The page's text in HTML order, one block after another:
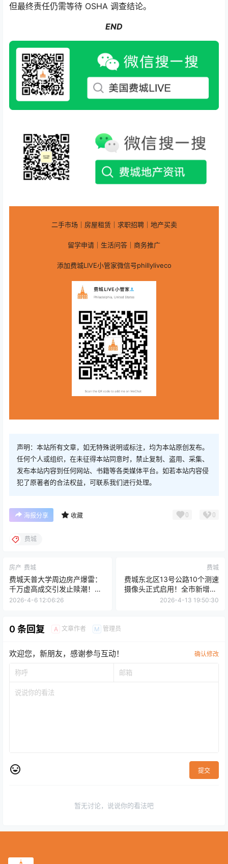
但最终责任仍需等待 OSHA 调查结论。
END
二手市场｜房屋租赁｜求职招聘｜地产买卖
留学申请｜生活问答｜商务推广
添加费城LIVE小管家微信号phillyliveco
声明：本站所有文章，如无特殊说明或标注，均为本站原创发布。
任何个人或组织，在未征得本站同意时，禁止复制、盗用、采集、
发布本站内容到任何网站、书籍等各类媒体平台。如若本站内容侵
犯了原著者的合法权益，可联系我们进行处理。
海报分享 收藏 0 0
费城
房产 费城
费城天普大学周边房产爆雷：
千万虚高成交引发止赎潮！学
生租客可能被赶出门
2026-4-6 12:06:26
费城
费城东北区13号公路10个测速
摄像头正式启用！全市新增80
台测速摄像头全面上线
2026-4-13 19:50:30
0 条回复 A 文章作者 M 管理员
欢迎您，新朋友，感谢参与互动！ 确认修改
提交
暂无讨论，说说你的看法吧